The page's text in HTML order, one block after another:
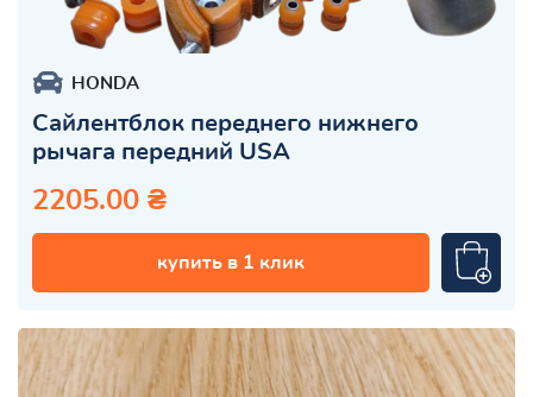
HONDA
Сайлентблок переднего нижнего
рычага передний USA
2205.00 ₴
купить в 1 клик